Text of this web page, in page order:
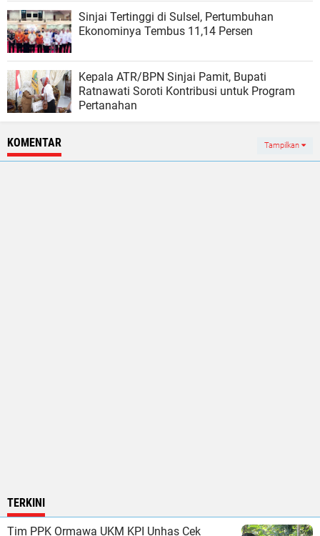
Sinjai Tertinggi di Sulsel, Pertumbuhan
Ekonominya Tembus 11,14 Persen
Kepala ATR/BPN Sinjai Pamit, Bupati
Ratnawati Soroti Kontribusi untuk Program
Pertanahan
KOMENTAR Tampilkan
TERKINI
Tim PPK Ormawa UKM KPI Unhas Cek